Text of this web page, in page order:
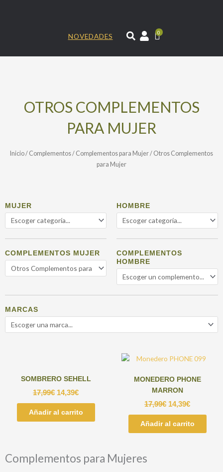
NOVEDADES
0
OTROS COMPLEMENTOS
PARA MUJER
Inicio/ Complementos/ Complementos para Mujer/ Otros Complementos
para Mujer
MUJER
COMPLEMENTOS MUJER
HOMBRE
COMPLEMENTOS
HOMBRE
MARCAS
SOMBRERO SEHELL
17,99€ 14,39€
Añadir al carrito
MONEDERO PHONE
MARRON
17,99€ 14,39€
Añadir al carrito
Complementos para Mujeres